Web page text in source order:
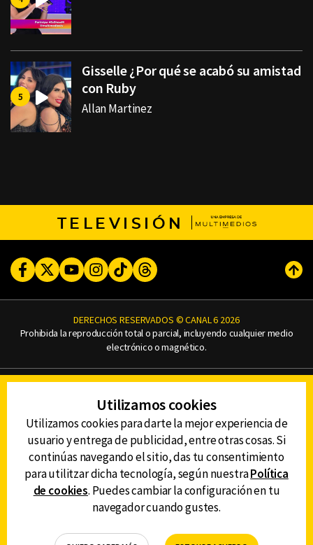
Gisselle ¿Por qué se acabó su amistad
con Ruby
Allan Martinez
TELEVISIÓN
FacebookTwitterYoutubeInstagram
TikTokThreads
DERECHOS RESERVADOS © CANAL 6 2026
Prohibida la reproducción total o parcial, incluyendo cualquier medio
electrónico o magnético.
AVISO DE PRIVACIDAD
AVISO LEGAL
DEFENSORÍA DE LAS AUDIENCIAS
DESCARGA LA APP DE CANAL 6
Utilizamos cookies
Utilizamos cookies para darte la mejor experiencia de
usuario y entrega de publicidad, entre otras cosas. Si
continúas navegando el sitio, das tu consentimiento
para utilitzar dicha tecnología, según nuestraPolítica
de cookies. Puedes cambiar la configuración en tu
navegador cuando gustes.